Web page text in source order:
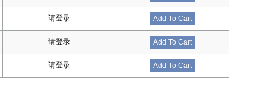
请登录 Add To Cart
请登录 Add To Cart
请登录 Add To Cart